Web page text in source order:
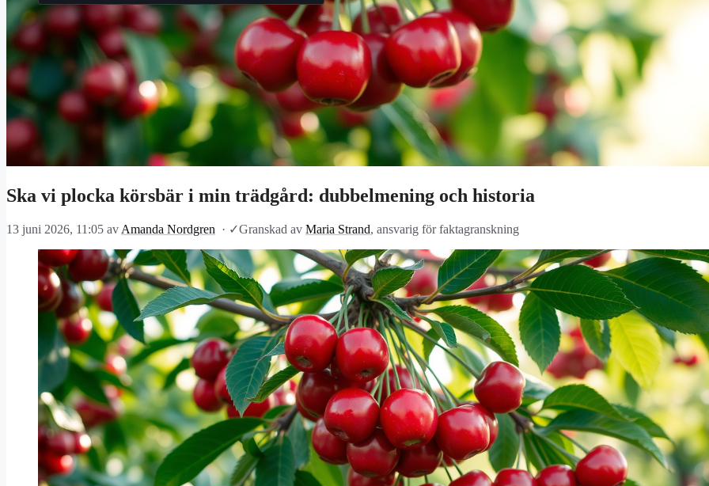
Ska vi plocka körsbär i min trädgård: dubbelmening och historia
13 juni 2026, 11:05 avAmanda Nordgren · ✓Granskad av Maria Strand, ansvarig för faktagranskning